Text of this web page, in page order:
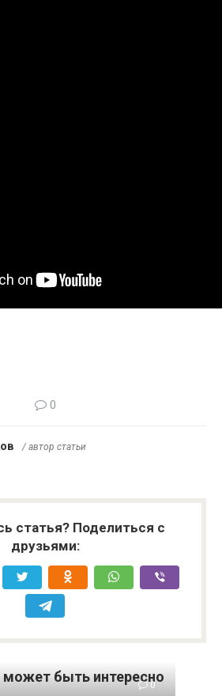
0
/ автор статьи
статья? Поделиться с
друзьями:
быть интересно
0